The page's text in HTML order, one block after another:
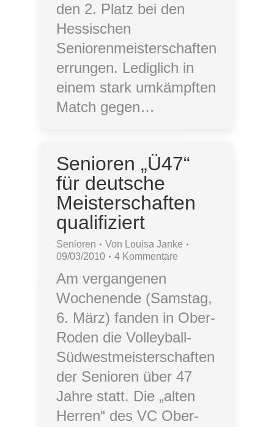
den 2. Platz bei den
Hessischen
Seniorenmeisterschaften
errungen. Lediglich in
einem stark umkämpften
Match gegen…
Senioren „Ü47“
für deutsche
Meisterschaften
qualifiziert
Senioren Von Louisa Janke
09/03/2010
4 Kommentare
Am vergangenen
Wochenende (Samstag,
6. März) fanden in Ober-
Roden die Volleyball-
Südwestmeisterschaften
der Senioren über 47
Jahre statt. Die „alten
Herren“ des VC Ober-